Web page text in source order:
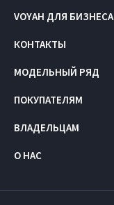
VOYAH ДЛЯ БИЗНЕСА
КОНТАКТЫ
МОДЕЛЬНЫЙ РЯД
ПОКУПАТЕЛЯМ
ВЛАДЕЛЬЦАМ
О НАС